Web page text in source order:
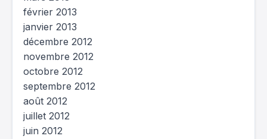
février 2013
janvier 2013
décembre 2012
novembre 2012
octobre 2012
septembre 2012
août 2012
juillet 2012
juin 2012